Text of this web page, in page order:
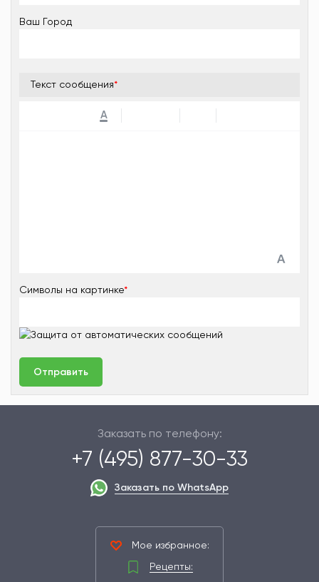
Ваш Город
Текст сообщения*
A
Символы на картинке*
Заказать по телефону:
+7 (495) 877-30-33
Заказать по WhatsApp
Мое избранное:
Рецепты: